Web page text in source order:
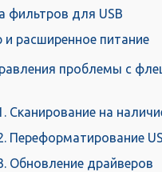
фильтров для USB
и расширенное питание
проблемы с
Сканирование на
Переформатирование
Обновление драйверов